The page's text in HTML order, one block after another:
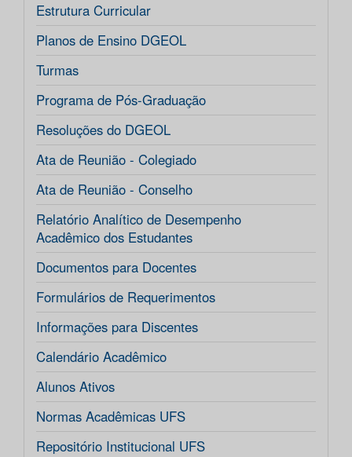
Estrutura Curricular
Planos de Ensino DGEOL
Turmas
Programa de Pós-Graduação
Resoluções do DGEOL
Ata de Reunião - Colegiado
Ata de Reunião - Conselho
Relatório Analítico de Desempenho
Acadêmico dos Estudantes
Documentos para Docentes
Formulários de Requerimentos
Informações para Discentes
Calendário Acadêmico
Alunos Ativos
Normas Acadêmicas UFS
Repositório Institucional UFS